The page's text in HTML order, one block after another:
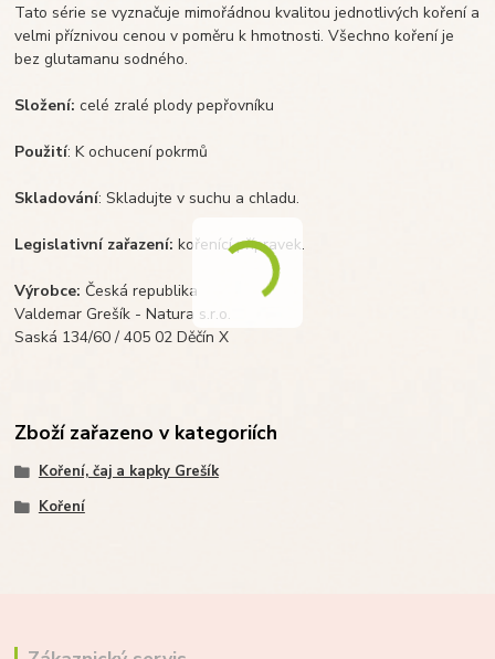
Tato série se vyznačuje mimořádnou kvalitou jednotlivých koření a
velmi příznivou cenou v poměru k hmotnosti. Všechno koření je
bez glutamanu sodného.
Složení: celé zralé plody pepřovníku
Použití: K ochucení pokrmů
Skladování: Skladujte v suchu a chladu.
Legislativní zařazení:kořenící přípravek.
Výrobce: Česká republika
Valdemar Grešík - Natura s.r.o.
Saská 134/60 / 405 02 Děčín X
Zboží zařazeno v kategoriích
Koření, čaj a kapky Grešík
Koření